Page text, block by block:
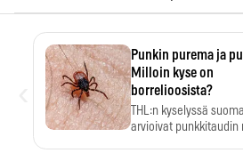
Punkin purema ja
Milloin kyse on
borrelioosista?
THL:n kyselyssä
arvioivat punkkitaudin